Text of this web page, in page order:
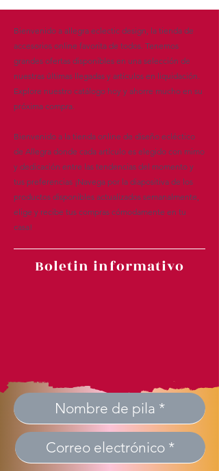
Bienvenido a allegra eclectic design, la tienda de
accesorios online favorita de todos. Tenemos
grandes ofertas disponibles en una selección de
nuestras últimas llegadas y artículos en liquidación.
Explore nuestro catálogo hoy y ahorre mucho en su
próxima compra.
Bienvenido a la tienda online de diseño ecléctico
de Allegra donde cada artículo es elegido con mimo
y dedicación entre las tendencias del momento y
tus preferencias ¡Navega por la diapositiva de los
productos disponibles actualizados semanalmente,
elige y recibe tus compras cómodamente en tu
casa!
Boletin informativo